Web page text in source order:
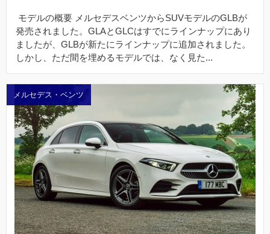
モデルの概要 メルセデスベンツからSUVモデルのGLBが
発売されました。GLAとGLCはすでにラインナップにあり
ましたが、GLBが新たにラインナップに追加されました。
しかし、ただ間を埋めるモデルでは、なく見た...
メルセデス・ベンツ